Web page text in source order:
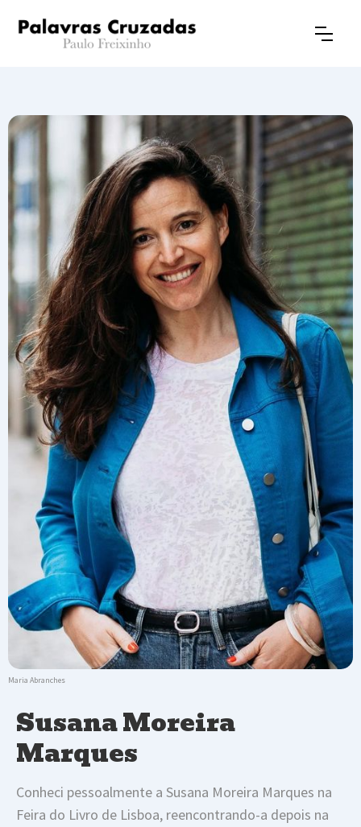
Maria Abranches
Susana Moreira
Marques
Conheci pessoalmente a Susana Moreira Marques na
Feira do Livro de Lisboa, reencontrando-a depois na